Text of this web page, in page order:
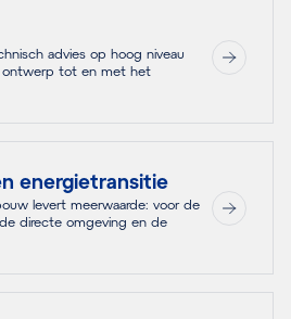
advies op hoog niveau
ontwerp tot en met het
energietransitie
levert meerwaarde: voor de
directe omgeving en de